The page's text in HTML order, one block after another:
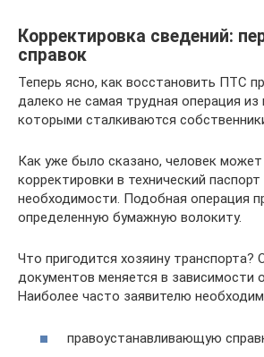
Корректировка сведений:
справок
Теперь ясно, как восстановить ПТС
далеко не самая трудная операция из
которыми сталкиваются
Как уже было сказано, человек может
корректировки в технический
необходимости. Подобная операция
определенную бумажную волокиту.
Что пригодится хозяину транспорта?
документов меняется в зависимости
Наиболее часто заявителю
правоустанавливающую